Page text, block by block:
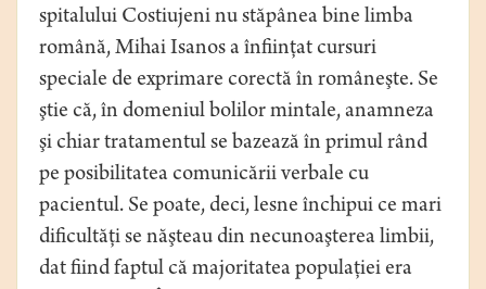
spitalului Costiujeni nu stăpânea bine limba
română, Mihai Isanos a înfiinţat cursuri
speciale de exprimare corectă în româneşte. Se
ştie că, în domeniul bolilor mintale, anamneza
şi chiar tratamentul se bazează în primul rând
pe posibilitatea comunicării verbale cu
pacientul. Se poate, deci, lesne închipui ce mari
dificultăţi se năşteau din necunoaşterea limbii,
dat fiind faptul că majoritatea populaţiei era